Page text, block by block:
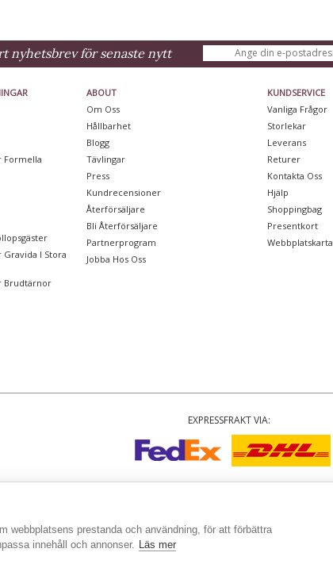
nyhetsbrev för senaste nytt
Formella
I Stora
Brudtärnor
ABOUT
Om Oss
Hållbarhet
Blogg
Tävlingar
Press
Kundrecensioner
Återförsäljare
Bli Återförsäljare
Partnerprogram
Jobba Hos Oss
KUNDSERVICE
Vanliga Frågor
Storlekar
Leverans
Returer
Kontakta Oss
Hjälp
Shoppingbag
Presentkort
Webbplatskarta
EXPRESSFRAKT VIA:
webbplatsens prestanda och användning, för att förbättra
innehåll och annonser. Läs mer